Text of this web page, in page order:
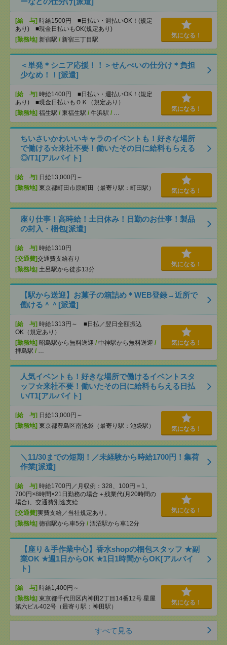
[給 与] 時給1500円 ■日払い・週払いOK！(規定
あり) ■現金日払いもOK(規定あり)
[勤務地] 新宿駅 / 新宿三丁目駅
気になる！
＜単発＊シニア応援！！＞せんべいの仕分け＊負担
少なめ！！[派遣]
[給 与] 時給1400円 ■日払い・週払いOK！(規定
あり) ■現金日払いもＯＫ（規定あり）
[勤務地] 福生駅 / 東福生駅 / 牛浜駅 / …
気になる！
ちいさいかわいいキャラのイベントも！好きな場所
で働ける☆来社不要！働いたその日に給料もらえる
◎/T1[アルバイト]
[給 与] 日給13,000円～
[勤務地] 東京都町田市原町田（最寄り駅：町田駅） 気になる！
座り仕事！高時給！土日休み！日勤のお仕事！製品
の封入・梱包[派遣]
[給 与] 時給1310円
[交通費]交通費支給有り
[勤務地] 土呂駅から徒歩13分
気になる！
【駅から送迎】お菓子の箱詰め＊WEB登録→近所で
働ける＾＾[派遣]
[給 与] 時給1313円～ ■日払／翌日全額振込
OK（規定あり）
[勤務地] 昭島駅から無料送迎 / 中神駅から無料送迎 /
拝島駅 / …
気になる！
人気イベントも！好きな場所で働けるイベントスタ
ッフ☆来社不要！働いたその日に給料もらえる日払
い/T1[アルバイト]
[給 与] 日給13,000円～
[勤務地] 東京都豊島区南池袋（最寄り駅：池袋駅） 気になる！
＼11/30までの短期！／未経験から時給1700円！集荷
作業[派遣]
[給 与] 時給1700円／月収例：328、100円＝1、
700円×8時間×21日勤務の場合＋残業代(月20時間の
場合)、交通費別途支給
[交通費]実費支給／当社規定あり。
[勤務地] 徳宿駅から車5分 / 涸沼駅から車12分
気になる！
【座り＆手作業中心】香水shopの梱包スタッフ ★副
業OK ★週1日からOK ★1日1時間からOK[アルバイ
ト]
[給 与] 時給1,400円～
[勤務地] 東京都千代田区内神田2丁目14番12号 星屋
第六ビル402号（最寄り駅：神田駅）
気になる！
すべて見る